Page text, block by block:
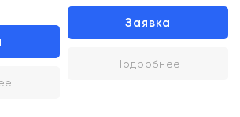
Заявка
Подробнее